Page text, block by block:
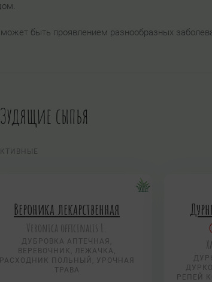
быть проявлением разнообразных
сыпья
Вероника лекарственная
Veronica officinalis L.
ДУБРОВКА АПТЕЧНАЯ,
ВЕРЕВОЧНИК, ЛЕЖАЧКА,
РАСХОДНИК ПОЛЬНЫЙ, УРОЧНАЯ
ТРАВА
РЕПЕЙ